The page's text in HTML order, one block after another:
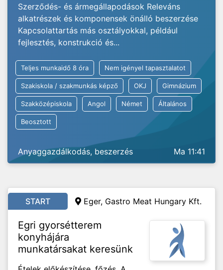
Szerződés- és ármegállapodások Releváns
alkatrészek és komponensek önálló beszerzése
Kapcsolattartás más osztályokkal, például
fejlesztés, konstrukció és...
Teljes munkaidő 8 óra Nem igényel tapasztalatot
Szakiskola / szakmunkás képző OKJ Gimnázium
Szakközépiskola Angol Német Általános
Beosztott
Anyaggazdálkodás, beszerzés Ma 11:41
START Eger, Gastro Meat Hungary Kft.
Egri gyorsétterem
konyhájára
munkatársakat keresünk